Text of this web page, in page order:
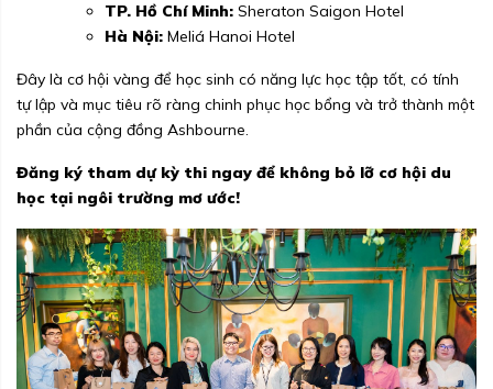
TP. Hồ Chí Minh: Sheraton Saigon Hotel
Hà Nội: Meliá Hanoi Hotel
Đây là cơ hội vàng để học sinh có năng lực học tập tốt, có tính
tự lập và mục tiêu rõ ràng chinh phục học bổng và trở thành một
phần của cộng đồng Ashbourne.
Đăng ký tham dự kỳ thi ngay để không bỏ lỡ cơ hội du
học tại ngôi trường mơ ước!